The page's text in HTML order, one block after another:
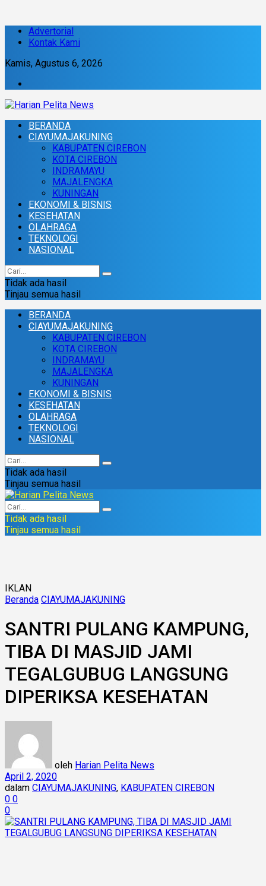
Advertorial
Kontak Kami
Kamis, Agustus 6, 2026
BERANDA
CIAYUMAJAKUNING
KABUPATEN CIREBON
KOTA CIREBON
INDRAMAYU
MAJALENGKA
KUNINGAN
EKONOMI & BISNIS
KESEHATAN
OLAHRAGA
TEKNOLOGI
NASIONAL
Tidak ada hasil
Tinjau semua hasil
BERANDA
CIAYUMAJAKUNING
KABUPATEN CIREBON
KOTA CIREBON
INDRAMAYU
MAJALENGKA
KUNINGAN
EKONOMI & BISNIS
KESEHATAN
OLAHRAGA
TEKNOLOGI
NASIONAL
Tidak ada hasil
Tinjau semua hasil
Tidak ada hasil
Tinjau semua hasil
IKLAN
Beranda CIAYUMAJAKUNING
SANTRI PULANG KAMPUNG,
TIBA DI MASJID JAMI
TEGALGUBUG LANGSUNG
DIPERIKSA KESEHATAN
oleh Harian Pelita News
April 2, 2020
dalam CIAYUMAJAKUNING, KABUPATEN CIREBON
0 0
0